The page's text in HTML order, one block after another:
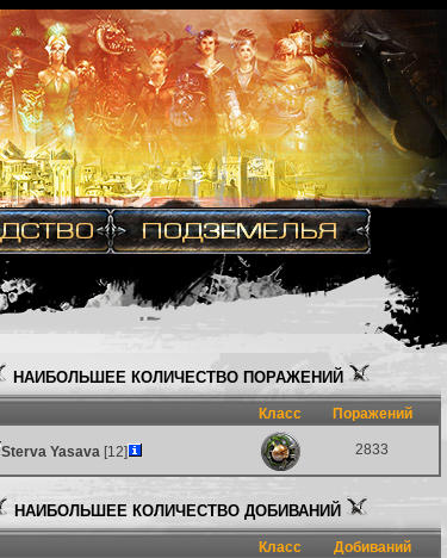
НАИБОЛЬШЕЕ КОЛИЧЕСТВО ПОРАЖЕНИЙ
Класс Поражений
Sterva Yasava [12] 2833
НАИБОЛЬШЕЕ КОЛИЧЕСТВО ДОБИВАНИЙ
Класс Добиваний